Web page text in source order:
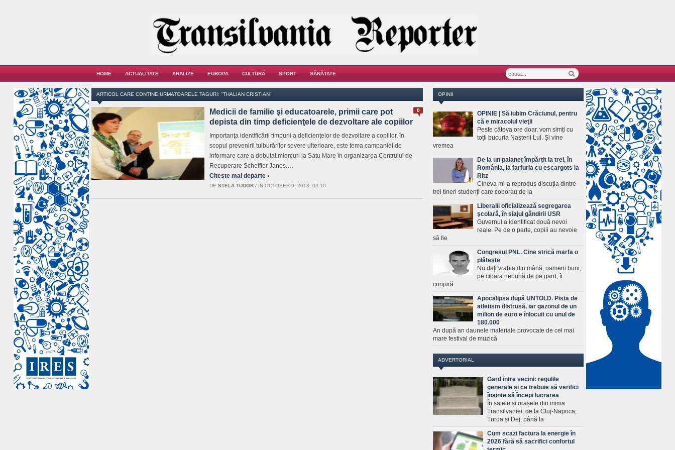
HOME ACTUALITATE ANALIZE EUROPA CULTURĂ SPORT SĂNĂTATE
ARTICOL CARE CONTINE URMATOARELE TAGURI: "THALIAN CRISTIAN"
0
Medicii de familie şi educatoarele, primii care pot
depista din timp deficienţele de dezvoltare ale copiilor
Importanţa identificării timpurii a deficienţelor de dezvoltare a copiilor, în
scopul prevenirii tulburărilor severe ulterioare, este tema campaniei de
informare care a debutat miercuri la Satu Mare în organizarea Centrului de
Recuperare Scheffler Janos.…
Citeste mai departe ›
DE STELA TUDOR / IN OCTOBER 9, 2013, 03:10
OPINII
OPINIE | Să iubim Crăciunul, pentru
că e miracolul vieţii
Peste câteva ore doar, vom simți cu
toții bucuria Naşterii Lui. Și vine
vremea
De la un palaneț împărțit la trei, în
România, la farfuria cu escargots la
Ritz
Cineva mi-a reprodus discuția dintre
trei tineri studenți care coborau de la
Liberalii oficializează segregarea
şcolară, în siajul gândirii USR
Guvernul a identificat două nevoi
reale. Pe de o parte, copiii au nevoie
să fie
Congresul PNL. Cine strică marfa o
plăteşte
Nu daţi vrabia din mână, oameni buni,
pe cioara nebună de pe gard, îi
conjură
Apocalipsa după UNTOLD. Pista de
atletism distrusă, iar gazonul de un
milion de euro e înlocuit cu unul de
180.000
An după an daunele materiale provocate de cel mai
mare festival de muzică
ADVERTORIAL
Gard între vecini: regulile
generale și ce trebuie să verifici
înainte să începi lucrarea
În satele și orașele din inima
Transilvaniei, de la Cluj-Napoca,
Turda și Dej, până la
Cum scazi factura la energie în
2026 fără să sacrifici confortul